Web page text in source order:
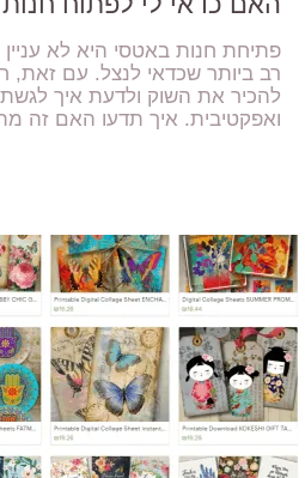
פתיחת חנות באטסי היא לא
רב ביותר שכדאי לנצל. עם זאת,
להכיר את השוק ולדעת איך
ואפקטיבית. איך תדעו האם זה